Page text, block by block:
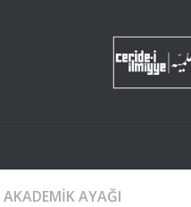
AKADEMIK AYAĞI